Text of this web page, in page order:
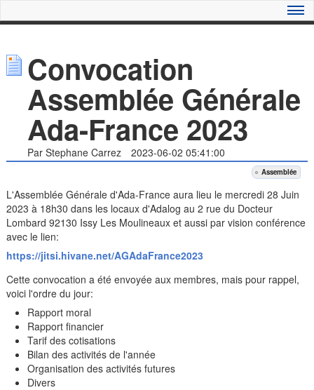
Convocation
Assemblée Générale
Ada-France 2023
Par Stephane Carrez 2023-06-02 05:41:00
Assemblée
L'Assemblée Générale d'Ada-France aura lieu le mercredi 28 Juin
2023 à 18h30 dans les locaux d'Adalog au 2 rue du Docteur
Lombard 92130 Issy Les Moulineaux et aussi par vision conférence
avec le lien:
https://jitsi.hivane.net/AGAdaFrance2023
Cette convocation a été envoyée aux membres, mais pour rappel,
voici l'ordre du jour:
Rapport moral
Rapport financier
Tarif des cotisations
Bilan des activités de l'année
Organisation des activités futures
Divers